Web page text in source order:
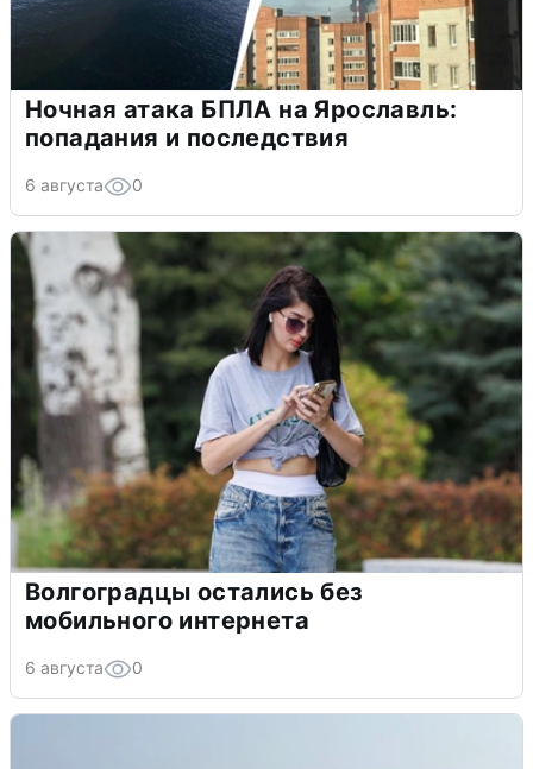
Ночная атака БПЛА на Ярославль:
попадания и последствия
6 августа 0
Волгоградцы остались без
мобильного интернета
6 августа 0